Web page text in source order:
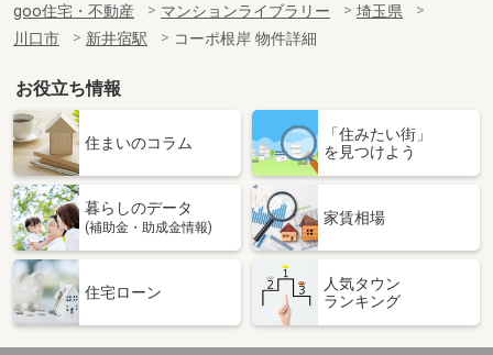
goo住宅・不動産 マンションライブラリー
埼玉県
川口市
新井宿駅 コーポ根岸 物件詳細
お役立ち情報
住まいのコラム
「住みたい街」
を見つけよう
暮らしのデータ
(補助金・助成金情報)
家賃相場
住宅ローン
人気タウン
ランキング